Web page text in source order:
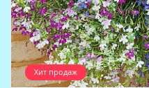
Хит продаж